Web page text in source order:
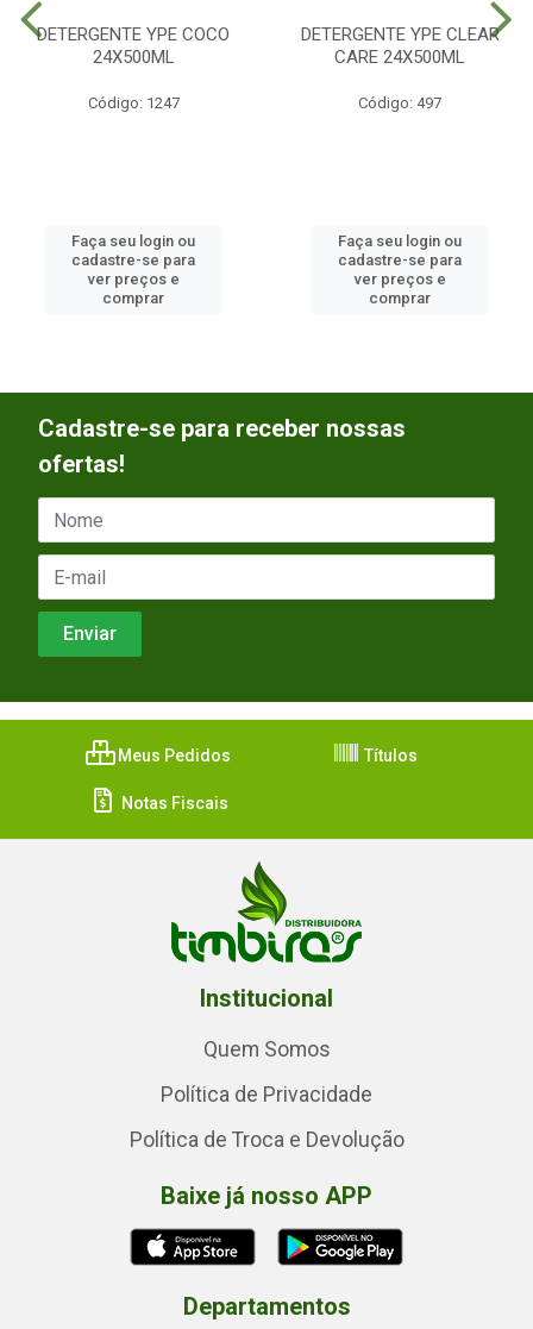
DETERGENTE YPE COCO
24X500ML
Código: 1247
Faça seu login ou
cadastre-se para
ver preços e
comprar
DETERGENTE YPE CLEAR
CARE 24X500ML
Código: 497
Faça seu login ou
cadastre-se para
ver preços e
comprar
Cadastre-se para receber nossas
ofertas!
Meus Pedidos Títulos
Notas Fiscais
Institucional
Quem Somos
Política de Privacidade
Política de Troca e Devolução
Baixe já nosso APP
Departamentos